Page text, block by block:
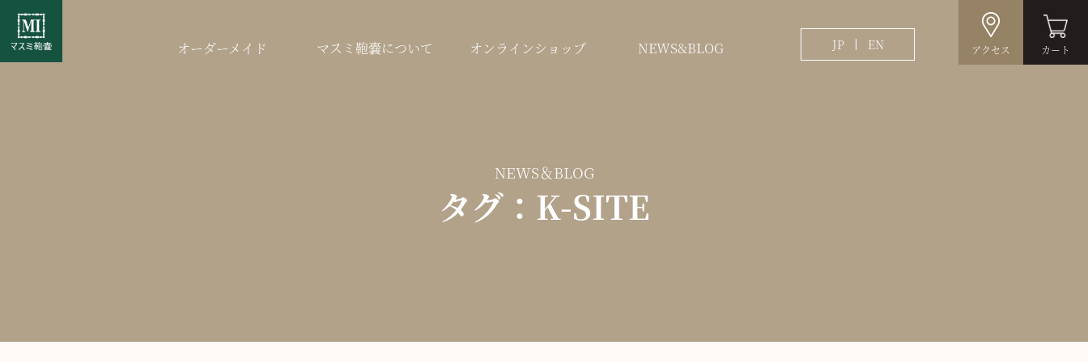
オーダーメイド マスミ鞄嚢について オンラインショップ NEWS&BLOG JP EN アクセス カート
NEWS＆BLOG
タグ：K-SITE